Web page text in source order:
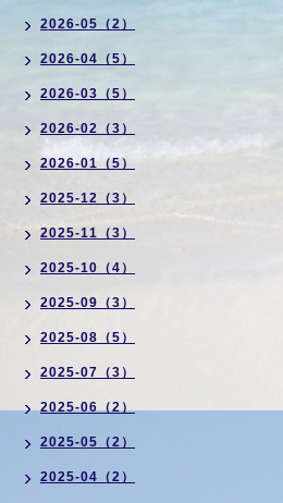
2026-05（2）
2026-04（5）
2026-03（5）
2026-02（3）
2026-01（5）
2025-12（3）
2025-11（3）
2025-10（4）
2025-09（3）
2025-08（5）
2025-07（3）
2025-06（2）
2025-05（2）
2025-04（2）